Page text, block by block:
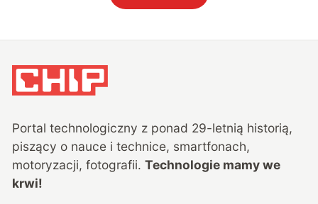
Portal technologiczny z ponad 29-letnią historią,
piszący o nauce i technice, smartfonach,
motoryzacji, fotografii. Technologie mamy we
krwi!